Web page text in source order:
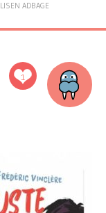
LISEN ADBAGE
1